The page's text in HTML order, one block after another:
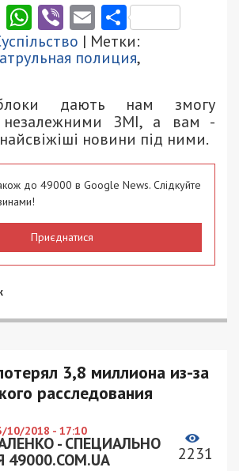
Twitter
WhatsApp
ViberEmail
| Метки:
полиция,
дають нам змогу
незалежними ЗМІ, а вам -
новини під ними.
до 49000 в Google News. Слідкуйте
Приєднатися
3,8 миллиона из-за
расследования
10/2018 - 17:10
- СПЕЦИАЛЬНО
2231